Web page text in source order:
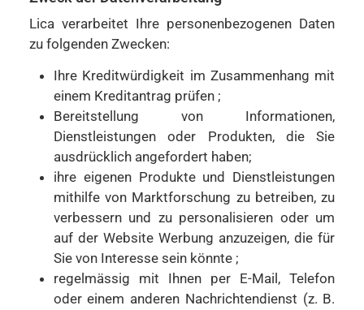
Lica verarbeitet Ihre personenbezogenen Daten
zu folgenden Zwecken:
Ihre Kreditwürdigkeit im Zusammenhang mit
einem Kreditantrag prüfen ;
Bereitstellung von Informationen,
Dienstleistungen oder Produkten, die Sie
ausdrücklich angefordert haben;
ihre eigenen Produkte und Dienstleistungen
mithilfe von Marktforschung zu betreiben, zu
verbessern und zu personalisieren oder um
auf der Website Werbung anzuzeigen, die für
Sie von Interesse sein könnte ;
regelmässig mit Ihnen per E-Mail, Telefon
oder einem anderen Nachrichtendienst (z. B.